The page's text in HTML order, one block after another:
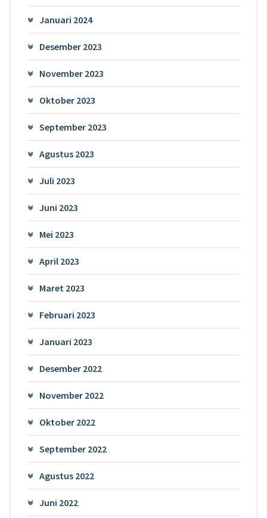
Januari 2024
Desember 2023
November 2023
Oktober 2023
September 2023
Agustus 2023
Juli 2023
Juni 2023
Mei 2023
April 2023
Maret 2023
Februari 2023
Januari 2023
Desember 2022
November 2022
Oktober 2022
September 2022
Agustus 2022
Juni 2022